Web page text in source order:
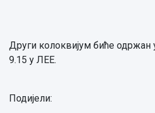
Други колоквијум биће одржан
9.15 у ЛЕЕ.
Подијели: